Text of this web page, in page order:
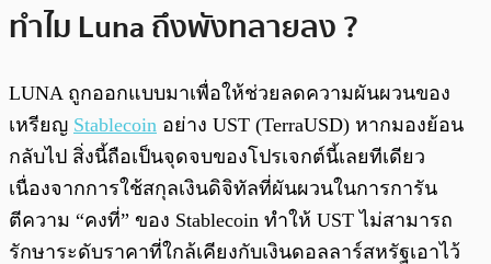
ทำไม Luna ถึงพังทลายลง ?
LUNA ถูกออกแบบมาเพื่อให้ช่วยลดความผันผวนของ
เหรียญ Stablecoin อย่าง UST (TerraUSD) หากมองย้อน
กลับไป สิ่งนี้ถือเป็นจุดจบของโปรเจกต์นี้เลยทีเดียว
เนื่องจากการใช้สกุลเงินดิจิทัลที่ผันผวนในการการัน
ตีความ “คงที่” ของ Stablecoin ทำให้ UST ไม่สามารถ
รักษาระดับราคาที่ใกล้เคียงกับเงินดอลลาร์สหรัฐเอาไว้